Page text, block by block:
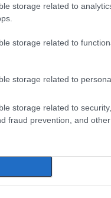
storage related to
storage related to
storage related to
storage related to
fraud prevention, and other